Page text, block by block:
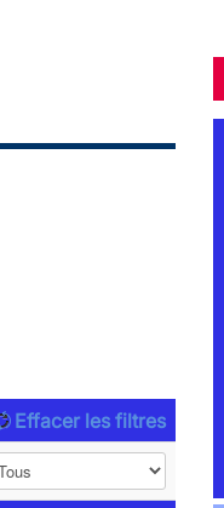
Effacer les filtres